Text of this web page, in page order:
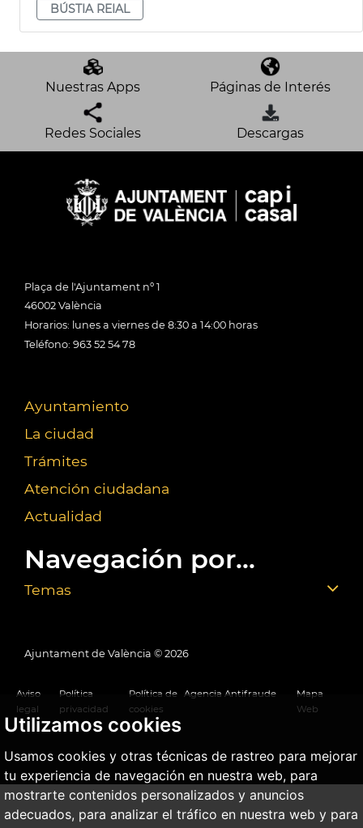
Utilizamos cookies
Usamos cookies y otras técnicas de rastreo para mejorar
tu experiencia de navegación en nuestra web, para
mostrarte contenidos personalizados y anuncios
adecuados, para analizar el tráfico en nuestra web y para
BÚSTIA REIAL
Nuestras Apps Páginas de Interés
Redes Sociales Descargas
Plaça de l'Ajuntament nº 1
46002 València
Horarios: lunes a viernes de 8:30 a 14:00 horas
Teléfono: 963 52 54 78
Ayuntamiento
La ciudad
Trámites
Atención ciudadana
Actualidad
Navegación por...
Temas
Ajuntament de València © 2026
Aviso
legal
Política
privacidad
Política de
cookies
Agencia Antifraude
Mapa
Web